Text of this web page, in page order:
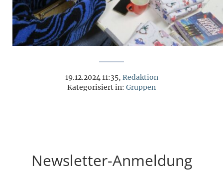
19.12.2024 11:35, Redaktion
Kategorisiert in: Gruppen
Newsletter-Anmeldung